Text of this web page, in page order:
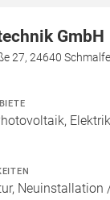
GmbH
27, 24640
Neuinstallation